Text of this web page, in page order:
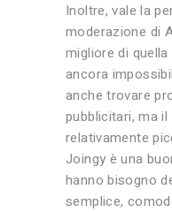
Inoltre, vale la
moderazione di
migliore di
ancora
anche trovare
pubblicitari, ma
relativamente
Joingy è una
hanno bisogno
semplice,